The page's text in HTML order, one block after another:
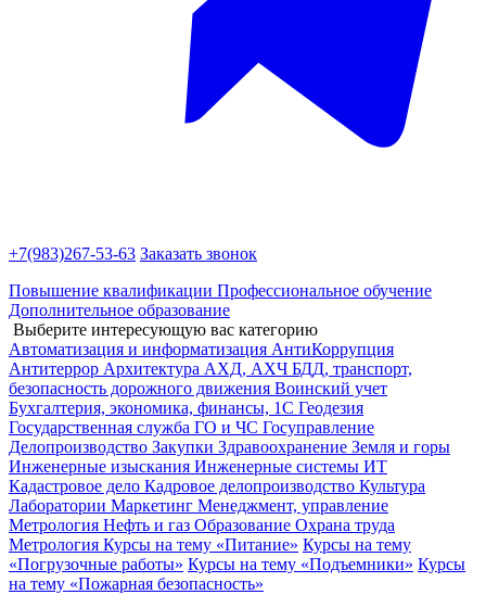
+7(983)267-53-63 Заказать звонок
Повышение квалификации Профессиональное обучение
Дополнительное образование
Выберите интересующую вас категорию
Автоматизация и информатизация АнтиКоррупция
Антитеррор Архитектура АХД, АХЧ БДД, транспорт,
безопасность дорожного движения Воинский учет
Бухгалтерия, экономика, финансы, 1С Геодезия
Государственная служба ГО и ЧС Госуправление
Делопроизводство Закупки Здравоохранение Земля и горы
Инженерные изыскания Инженерные системы ИТ
Кадастровое дело Кадровое делопроизводство Культура
Лаборатории Маркетинг Менеджмент, управление
Метрология Нефть и газ Образование Охрана труда
Метрология Курсы на тему «Питание» Курсы на тему
«Погрузочные работы» Курсы на тему «Подъемники» Курсы
на тему «Пожарная безопасность»